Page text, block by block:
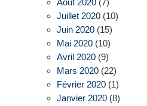
Août 2020 (7)
Juillet 2020 (10)
Juin 2020 (15)
Mai 2020 (10)
Avril 2020 (9)
Mars 2020 (22)
Février 2020 (1)
Janvier 2020 (8)